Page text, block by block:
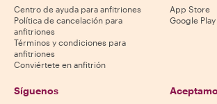
Centro de ayuda para anfitriones
Política de cancelación para
anfitriones
Términos y condiciones para
anfitriones
Conviértete en anfitrión
App Store
Google
Síguenos